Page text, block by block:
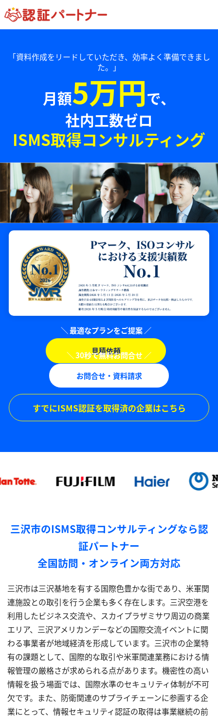
「資料作成をリードしていただき、効率よく準備できまし
た。」
月額5万円で、
社内工数ゼロ
ISMS取得コンサルティング
見積依頼
お問合せ・資料請求
すでにISMS認証を取得済の企業はこちら
三沢市のISMS取得コンサルティングなら認
証パートナー
全国訪問・オンライン両方対応
三沢市は三沢基地を有する国際色豊かな街であり、米軍関
連施設との取引を行う企業も多く存在します。三沢空港を
利用したビジネス交流や、スカイプラザミサワ周辺の商業
エリア、三沢アメリカンデーなどの国際交流イベントに関
わる事業者が地域経済を形成しています。三沢市の企業特
有の課題として、国際的な取引や米軍関連業務における情
報管理の厳格さが求められる点があります。機密性の高い
情報を扱う場面では、国際水準のセキュリティ体制が不可
欠です。また、防衛関連のサプライチェーンに参画する企
業にとって、情報セキュリティ認証の取得は事業継続の前